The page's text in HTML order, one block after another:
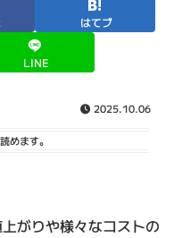
はてブ
LINE
2025.10.06
めます。
がりや様々なコストの